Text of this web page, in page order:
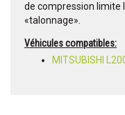
de compression limite
«talonnage».
Véhicules compatibles:
MITSUBISHI